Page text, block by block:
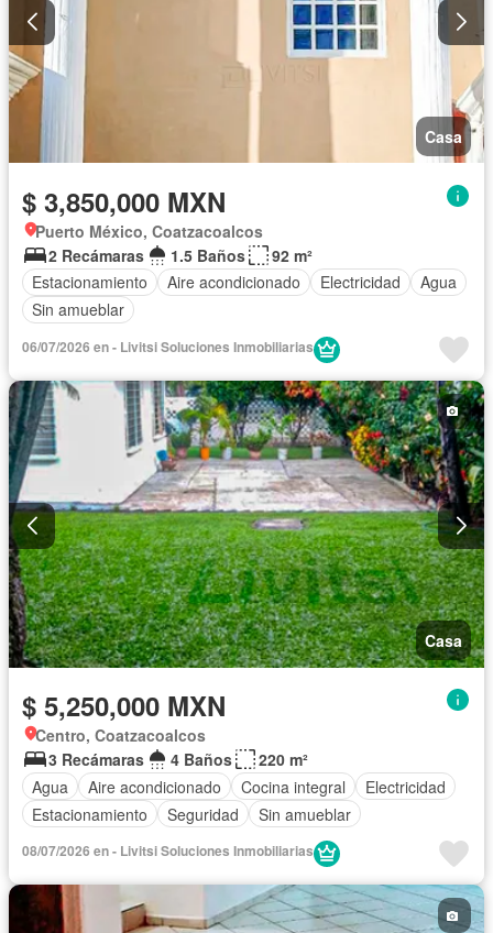
Casa
$ 3,850,000 MXN
Puerto México, Coatzacoalcos
2 Recámaras
1.5 Baños
92 m²
Estacionamiento
Aire acondicionado Electricidad
Agua
Sin amueblar
06/07/2026 en - Livitsi Soluciones Inmobiliarias
Casa
$ 5,250,000 MXN
Centro, Coatzacoalcos
3 Recámaras
4 Baños
220 m²
Agua
Aire acondicionado Cocina integral
Electricidad
Estacionamiento
Seguridad Sin amueblar
08/07/2026 en - Livitsi Soluciones Inmobiliarias